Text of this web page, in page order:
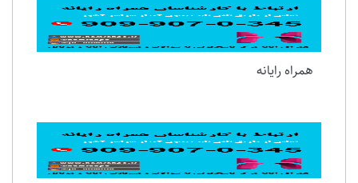
همراه رایانه